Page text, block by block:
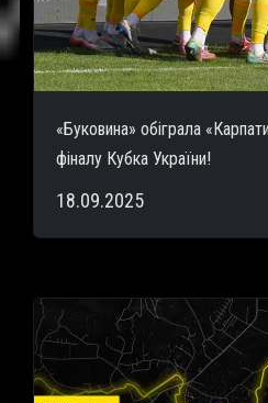
«Буковина» обіграла
фіналу Кубка України!
18.09.2025